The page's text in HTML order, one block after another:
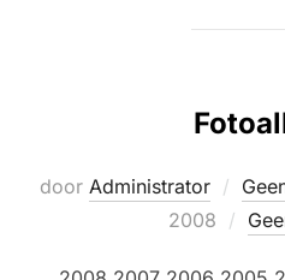
door Administrator
2008